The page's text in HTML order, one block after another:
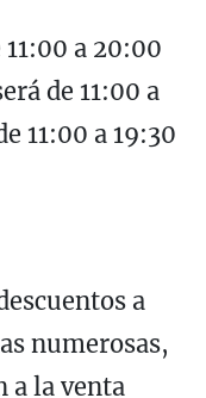
a 20:00
de 11:00 a
11:00 a 19:30
a
numerosas,
a la venta